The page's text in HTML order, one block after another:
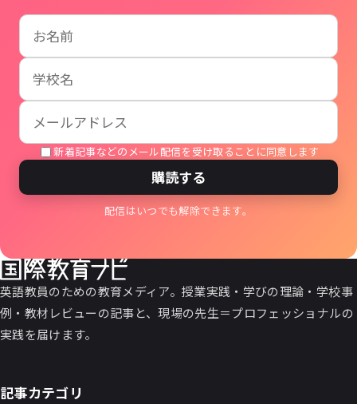
お名前
学校名
メールアドレス
新着記事などのメール配信を受け取ることに同意します
購読する
配信はいつでも解除できます。
英語教員のための教育メディア。授業実践・学びの理論・学校事
例・教材レビューの記事と、現場の先生＝プロフェッショナルの
実践を届けます。
記事カテゴリ